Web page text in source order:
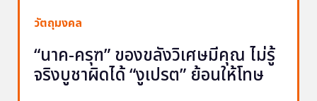
วัตถุมงคล
“นาค-ครุฑ” ของขลังวิเศษมีคุณ ไม่รู้
จริงบูชาผิดได้ “งูเปรต” ย้อนให้โทษ